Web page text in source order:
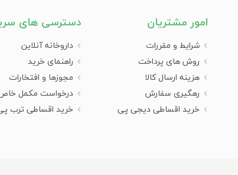
امور مشتریان
شرایط و مقررات
روش های پرداخت
هزینه ارسال کالا
رهگیری سفارش
خرید اقساطی دیجی پی
دسترسی های
داروخانه آنلاین
راهنمای خرید
مجوزها و افتخارات
درخواست مکمل
خرید اقساطی ترب